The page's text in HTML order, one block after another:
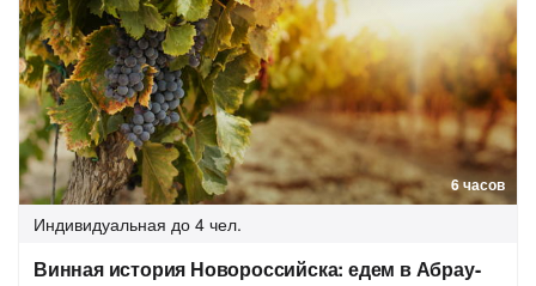
6 часов
Индивидуальная до 4 чел.
Винная история Новороссийска: едем в Абрау-